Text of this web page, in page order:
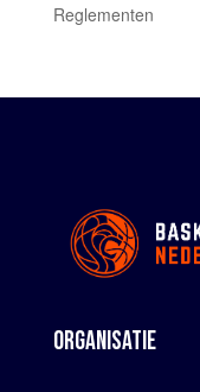
Reglementen
ORGANISATIE